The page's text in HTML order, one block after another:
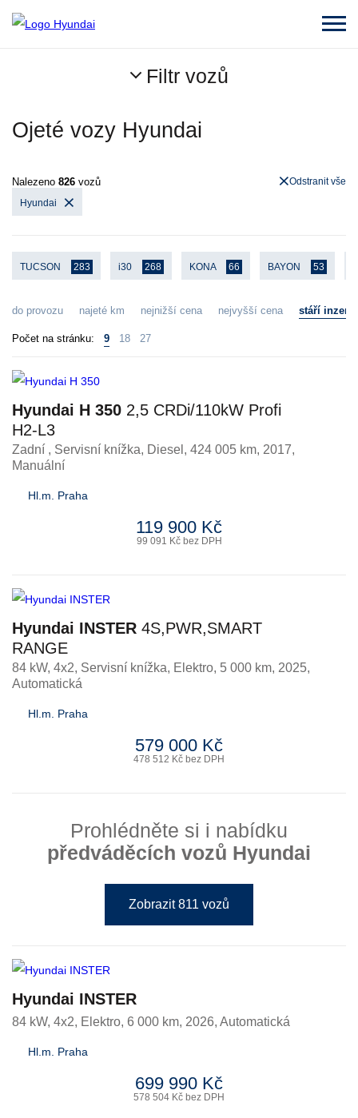
Filtr vozů
Ojeté vozy Hyundai
Nalezeno 826 vozů
Hyundai
Odstranit vše
TUCSON 283 i30 268 KONA 66 BAYON 53
do provozu najeté km nejnižší cena nejvyšší cena stáří
Počet na stránku: 9 18 27
Hyundai H 350 2,5 CRDi/110kW Profi
H2-L3
Zadní , Servisní knížka, Diesel , 424 005 km, 2017,
Manuální
Hl.m. Praha
119 900 Kč
99 091 Kč bez DPH
Hyundai INSTER 4S,PWR,SMART
RANGE
84 kW, 4x2, Servisní knížka, Elektro, 5 000 km, 2025,
Automatická
Hl.m. Praha
579 000 Kč
478 512 Kč bez DPH
Prohlédněte si i nabídku
předváděcích vozů Hyundai
Zobrazit 811 vozů
Hyundai INSTER
84 kW, 4x2, Elektro, 6 000 km, 2026, Automatická
Hl.m. Praha
699 990 Kč
578 504 Kč bez DPH